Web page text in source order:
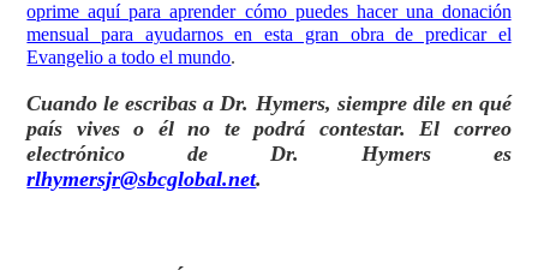
oprime aquí para aprender cómo puedes hacer una donación
mensual para ayudarnos en esta gran obra de predicar el
Evangelio a todo el mundo.
Cuando le escribas a Dr. Hymers, siempre dile en qué
país vives o él no te podrá contestar. El correo
electrónico de Dr. Hymers es
rlhymersjr@sbcglobal.net.